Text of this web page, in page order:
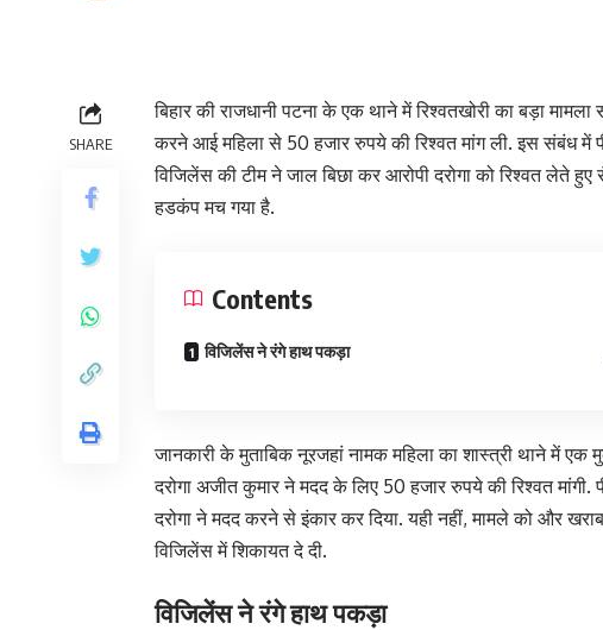
SHARE
बिहार की राजधानी पटना के एक थाने में रिश्वतखोरी का बड़ा
करने आई महिला से 50 हजार रुपये की रिश्वत मांग ली. इस संबंध में
विजिलेंस की टीम ने जाल बिछा कर आरोपी दरोगा को रिश्वत लेते
हडकंप मच गया है.
Contents
विजिलेंस ने रंगे हाथ पकड़ा
जानकारी के मुताबिक नूरजहां नामक महिला का शास्त्री थाने में एक
दरोगा अजीत कुमार ने मदद के लिए 50 हजार रुपये की रिश्वत मांगी.
दरोगा ने मदद करने से इंकार कर दिया. यही नहीं, मामले को और
विजिलेंस में शिकायत दे दी.
विजिलेंस ने रंगे हाथ पकड़ा